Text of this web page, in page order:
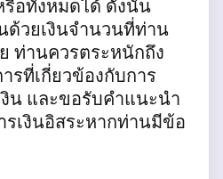
อทั้งหมดได้ ดังนั้น
ด้วยเงินจำนวนที่ท่าน
ท่านควรตระหนักถึง
รที่เกี่ยวข้องกับการ
งิน และขอรับคำแนะนำ
รเงินอิสระหากท่านมีข้อ